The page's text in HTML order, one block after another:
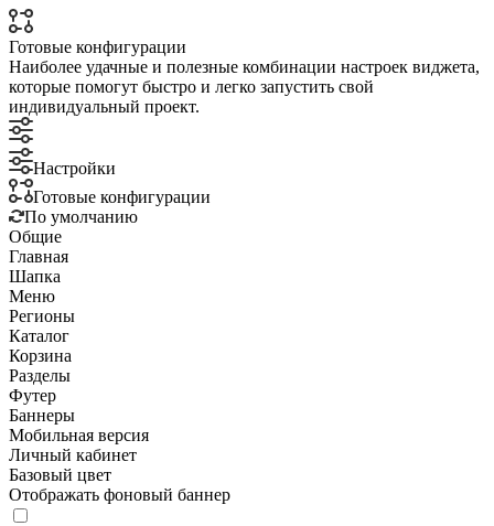
Готовые конфигурации
Наиболее удачные и полезные комбинации настроек виджета,
которые помогут быстро и легко запустить свой
индивидуальный проект.
Настройки
Готовые конфигурации
По умолчанию
Общие
Главная
Шапка
Меню
Регионы
Каталог
Корзина
Разделы
Футер
Баннеры
Мобильная версия
Личный кабинет
Базовый цвет
Отображать фоновый баннер